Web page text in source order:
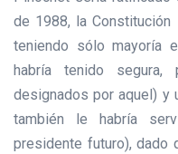
de 1988, la Constitución
teniendo sólo mayoría
habría tenido
designados por aquel) y
también le habría
presidente futuro), dado